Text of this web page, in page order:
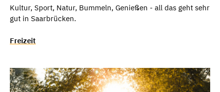
Kultur, Sport, Natur, Bummeln, Genießen - all das geht sehr
gut in Saarbrücken.
Freizeit